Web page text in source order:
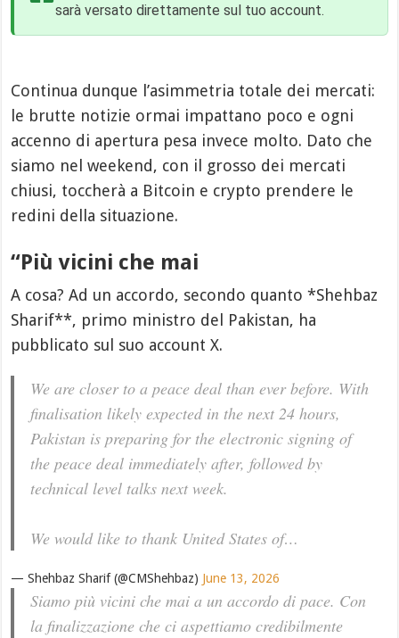
sarà versato direttamente sul tuo account.
Continua dunque l’asimmetria totale dei mercati:
le brutte notizie ormai impattano poco e ogni
accenno di apertura pesa invece molto. Dato che
siamo nel weekend, con il grosso dei mercati
chiusi, toccherà a Bitcoin e crypto prendere le
redini della situazione.
“Più vicini che mai
A cosa? Ad un accordo, secondo quanto *Shehbaz
Sharif**, primo ministro del Pakistan, ha
pubblicato sul suo account X.
We are closer to a peace deal than ever before. With
finalisation likely expected in the next 24 hours,
Pakistan is preparing for the electronic signing of
the peace deal immediately after, followed by
technical level talks next week.
We would like to thank United States of…
— Shehbaz Sharif (@CMShehbaz) June 13, 2026
Siamo più vicini che mai a un accordo di pace. Con
la finalizzazione che ci aspettiamo credibilmente